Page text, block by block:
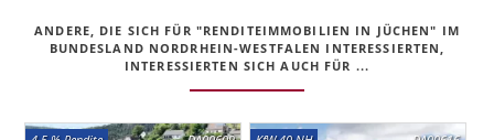
ANDERE, DIE SICH FÜR "RENDITEIMMOBILIEN IN JÜCHEN" IM
BUNDESLAND NORDRHEIN-WESTFALEN INTERESSIERTEN,
INTERESSIERTEN SICH AUCH FÜR ...